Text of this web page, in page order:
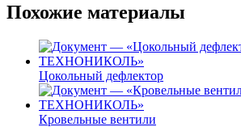
Похожие материалы
Цокольный дефлектор
Кровельные вентили